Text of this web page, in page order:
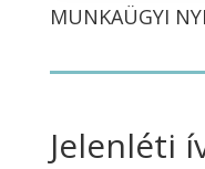
MUNKAÜGYI
Jelenléti